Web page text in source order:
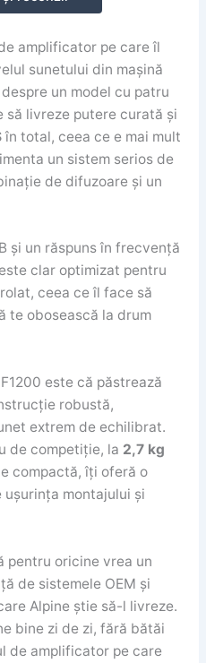
amplificator pe care îl
sunetului din mașină
un model cu patru
să livreze putere curată și
în total, ceea ce e mai mult
un sistem serios de
de difuzoare și un
și un răspuns în frecvență
clar optimizat pentru
ceea ce îl face să
te obosească la drum
este că păstrează
robustă,
extrem de echilibrat.
de competiție, la 2,7 kg
compactă, îți oferă o
montajului și
pentru oricine vrea un
de sistemele OEM și
Alpine știe să-l livreze.
bine zi de zi, fără bătăi
de amplificator pe care